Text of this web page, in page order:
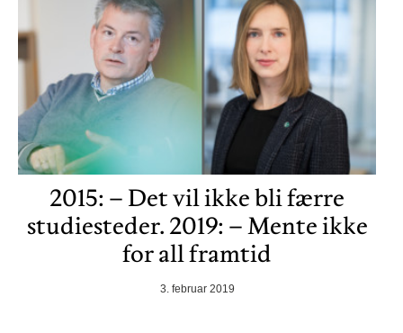
2015: – Det vil ikke bli færre
studiesteder. 2019: – Mente ikke
for all framtid
3. februar 2019